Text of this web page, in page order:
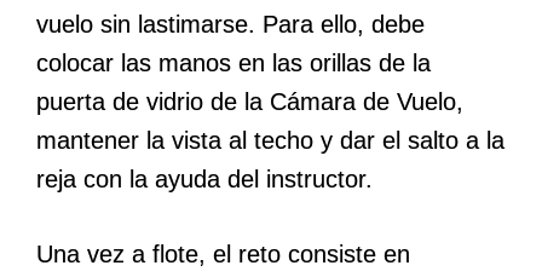
vuelo sin lastimarse. Para ello, debe
colocar las manos en las orillas de la
puerta de vidrio de la Cámara de Vuelo,
mantener la vista al techo y dar el salto a la
reja con la ayuda del instructor.
Una vez a flote, el reto consiste en